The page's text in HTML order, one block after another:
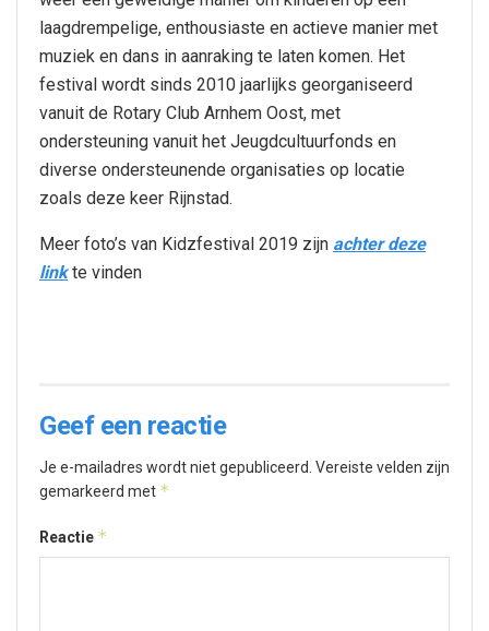
laagdrempelige, enthousiaste en actieve manier met
muziek en dans in aanraking te laten komen. Het
festival wordt sinds 2010 jaarlijks georganiseerd
vanuit de Rotary Club Arnhem Oost, met
ondersteuning vanuit het Jeugdcultuurfonds en
diverse ondersteunende organisaties op locatie
zoals deze keer Rijnstad.
Meer foto’s van Kidzfestival 2019 zijn achter deze
linkte vinden
Geef een reactie
Je e-mailadres wordt niet gepubliceerd. Vereiste velden zijn
gemarkeerd met *
Reactie *